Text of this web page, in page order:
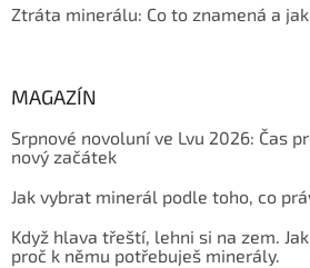
Ztráta minerálu: Co to znamená a
MAGAZÍN
Srpnové novoluní ve Lvu 2026: Čas
nový začátek
Jak vybrat minerál podle toho, co
Když hlava třeští, lehni si na zem.
proč k němu potřebuješ minerály.